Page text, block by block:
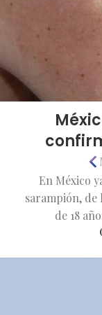
En México
sarampión, de
de 18